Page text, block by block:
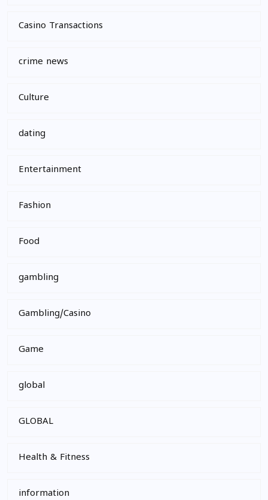
Casino Transactions
crime news
Culture
dating
Entertainment
Fashion
Food
gambling
Gambling/Casino
Game
global
GLOBAL
Health & Fitness
information